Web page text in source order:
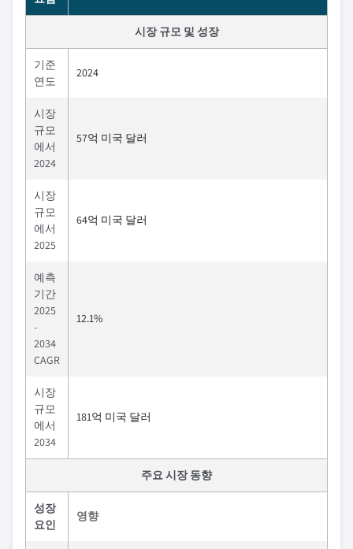
시장 규모 및 성장
기준
연도
2024
시장
규모
에서
2024
57억 미국 달러
시장
규모
에서
2025
64억 미국 달러
예측
기간
2025
-
2034
CAGR
12.1%
시장
규모
에서
2034
181억 미국 달러
주요 시장 동향
성장
요인
영향